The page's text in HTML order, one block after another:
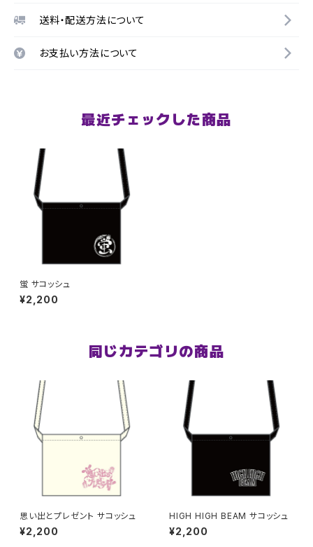
送料・配送方法について
お支払い方法について
最近チェックした商品
蛍 サコッシュ
¥2,200
同じカテゴリの商品
思い出とプレゼント サコッシュ
¥2,200
HIGH HIGH BEAM サコッシュ
¥2,200